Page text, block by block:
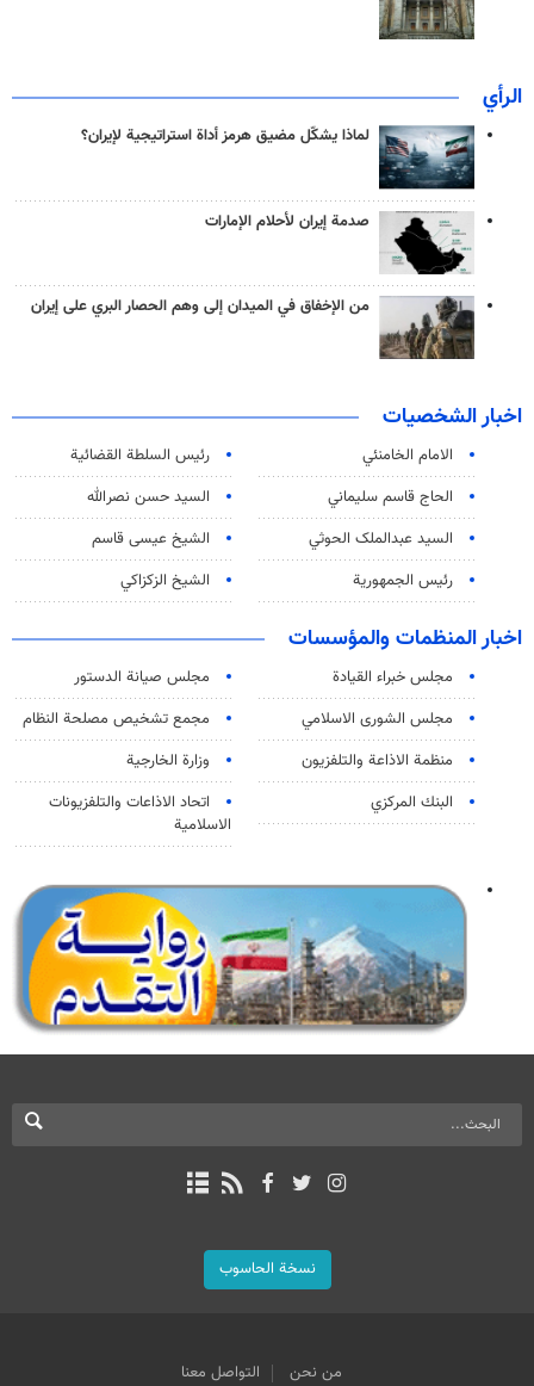
الرأي
لماذا يشكّل مضيق هرمز أداة استراتيجية لإيران؟
صدمة إيران لأحلام الإمارات
من الإخفاق في الميدان إلى وهم الحصار البري على إيران
اخبار الشخصيات
الامام الخامنئي
رئیس السلطة القضائیة
الحاج قاسم سليماني
السيد حسن نصرالله
السید عبدالملک الحوثي
الشيخ عيسى قاسم
رئيس الجمهورية
الشيخ الزكزاكي
اخبار المنظمات والمؤسسات
مجلس خبراء القيادة
مجلس صيانة الدستور
مجلس الشورى الاسلامي
مجمع تشخيص مصلحة النظام
منظمة الاذاعة والتلفزیون
وزارة الخارجية
البنك المركزي
اتحاد الاذاعات والتلفزيونات
الاسلامية
نسخة الحاسوب
من نحن التواصل معنا